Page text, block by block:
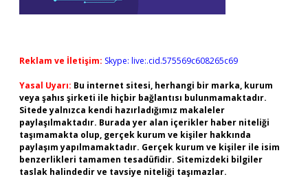
Reklam ve İletişim: Skype: live:.cid.575569c608265c69
Yasal Uyarı: Bu internet sitesi, herhangi bir marka, kurum
veya şahıs şirketi ile hiçbir bağlantısı bulunmamaktadır.
Sitede yalnızca kendi hazırladığımız makaleler
paylaşılmaktadır. Burada yer alan içerikler haber niteliği
taşımamakta olup, gerçek kurum ve kişiler hakkında
paylaşım yapılmamaktadır. Gerçek kurum ve kişiler ile isim
benzerlikleri tamamen tesadüfidir. Sitemizdeki bilgiler
taslak halindedir ve tavsiye niteliği taşımazlar.